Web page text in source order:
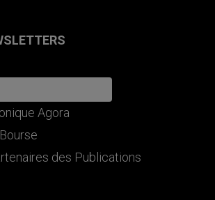
Agora
des Publications